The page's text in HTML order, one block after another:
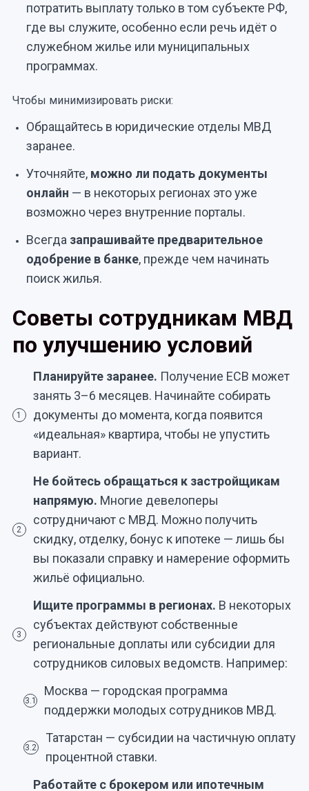
потратить выплату только в том субъекте РФ,
где вы служите, особенно если речь идёт о
служебном жилье или муниципальных
программах.
Чтобы минимизировать риски:
Обращайтесь в юридические отделы МВД
заранее.
Уточняйте, можно ли подать документы
онлайн — в некоторых регионах это уже
возможно через внутренние порталы.
Всегда запрашивайте предварительное
одобрение в банке, прежде чем начинать
поиск жилья.
Советы сотрудникам МВД
по улучшению условий
1
Планируйте заранее. Получение ЕСВ может
занять 3–6 месяцев. Начинайте собирать
документы до момента, когда появится
«идеальная» квартира, чтобы не упустить
вариант.
2
Не бойтесь обращаться к застройщикам
напрямую. Многие девелоперы
сотрудничают с МВД. Можно получить
скидку, отделку, бонус к ипотеке — лишь бы
вы показали справку и намерение оформить
жильё официально.
3
Ищите программы в регионах. В некоторых
субъектах действуют собственные
региональные доплаты или субсидии для
сотрудников силовых ведомств. Например:
3.1
Москва — городская программа
поддержки молодых сотрудников МВД.
3.2
Татарстан — субсидии на частичную оплату
процентной ставки.
Работайте с брокером или ипотечным